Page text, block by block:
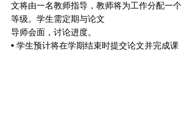
文将由一名教师指导，教师将为工作分配一个
等级。学生需定期与论文
导师会面，讨论进度。
• 学生预计将在学期结束时提交论文并完成课